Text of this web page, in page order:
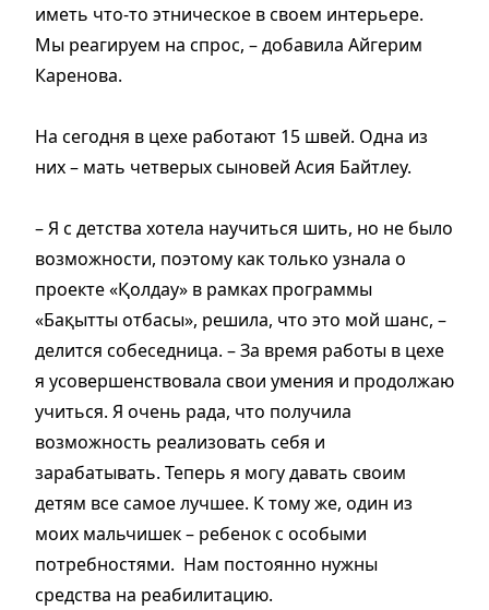
иметь что-то этническое в своем интерьере.
Мы реагируем на спрос, – добавила Айгерим
Каренова.
На сегодня в цехе работают 15 швей. Одна из
них – мать четверых сыновей Асия Байтлеу.
– Я с детства хотела научиться шить, но не было
возможности, поэтому как только узнала о
проекте «Қолдау» в рамках программы
«Бақытты отбасы», решила, что это мой шанс, –
делится собеседница. – За время работы в цехе
я усовершенствовала свои умения и продолжаю
учиться. Я очень рада, что получила
возможность реализовать себя и
зарабатывать. Теперь я могу давать своим
детям все самое лучшее. К тому же, один из
моих мальчишек – ребенок с особыми
потребностями. Нам постоянно нужны
средства на реабилитацию.